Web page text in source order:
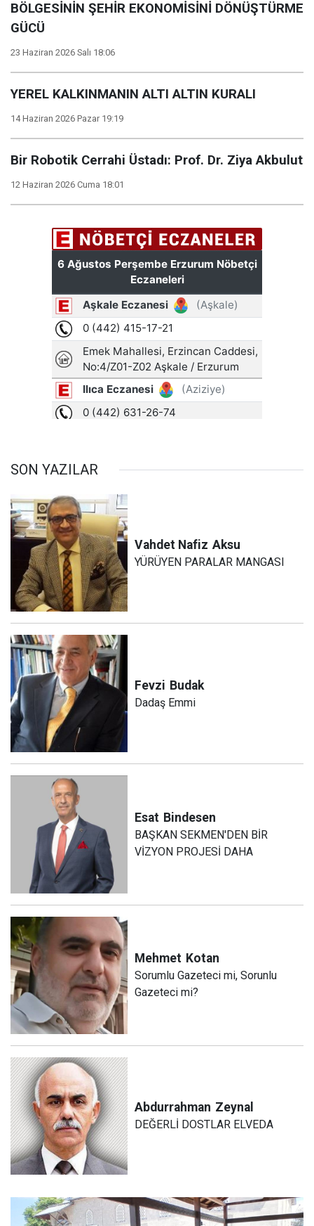
BÖLGESİNİN ŞEHİR EKONOMİSİNİ DÖNÜŞTÜRME
GÜCÜ
23 Haziran 2026 Salı 18:06
YEREL KALKINMANIN ALTI ALTIN KURALI
14 Haziran 2026 Pazar 19:19
Bir Robotik Cerrahi Üstadı: Prof. Dr. Ziya Akbulut
12 Haziran 2026 Cuma 18:01
SON YAZILAR
Vahdet Nafiz Aksu
YÜRÜYEN PARALAR MANGASI
Fevzi Budak
Dadaş Emmi
Esat Bindesen
BAŞKAN SEKMEN'DEN BİR
VİZYON PROJESİ DAHA
Mehmet Kotan
Sorumlu Gazeteci mi, Sorunlu
Gazeteci mi?
Abdurrahman Zeynal
DEĞERLİ DOSTLAR ELVEDA